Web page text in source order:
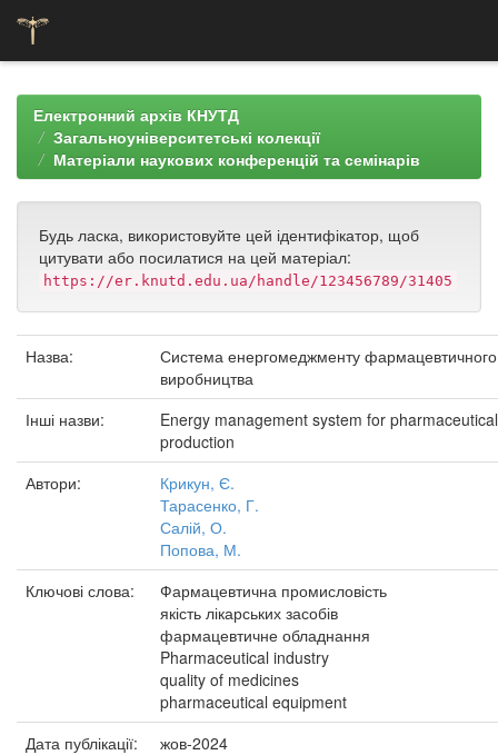
navigationЕлектронний архів КНУТД
Загальноуніверситетські колекції
Матеріали наукових конференцій та семінарів
Будь ласка, використовуйте цей ідентифікатор, щоб
цитувати або посилатися на цей матеріал:
https://er.knutd.edu.ua/handle/123456789/31405
Назва:
Система енергомеджменту фармацевтичного
виробництва
Інші назви:
Energy management system for pharmaceutical
production
Автори:
Крикун, Є.
Тарасенко, Г.
Салій, О.
Попова, М.
Ключові слова:
Фармацевтична промисловість
якість лікарських засобів
фармацевтичне обладнання
Pharmaceutical industry
quality of medicines
pharmaceutical equipment
Дата публікації:
жов-2024